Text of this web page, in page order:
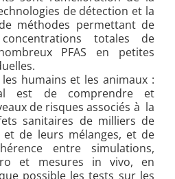
de détection et la
méthodes permettant de
totales de
PFAS en petites
humains et les animaux :
est de comprendre et
de risques associés à la
sanitaires de milliers de
et de leurs mélanges, et de
entre simulations,
et mesures in vivo, en
possible les tests sur les